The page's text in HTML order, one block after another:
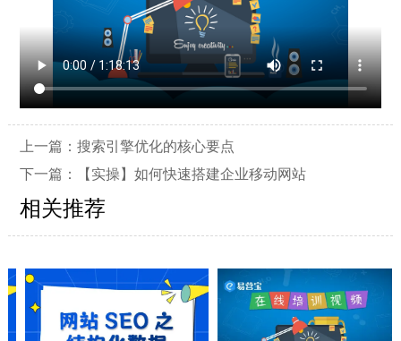
上一篇： 搜索引擎优化的核心要点
下一篇：
【实操】如何快速搭建企业移动网站
相关推荐